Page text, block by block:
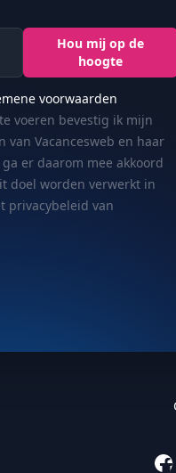
Hou mij op de
hoogte
voorwaarden
voeren bevestig ik mijn
van Vacancesweb en haar
er daarom mee akkoord
doel worden verwerkt in
privacybeleid van